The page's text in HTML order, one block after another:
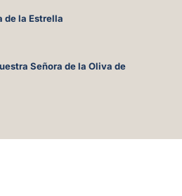
de la Estrella
Señora de la Oliva de